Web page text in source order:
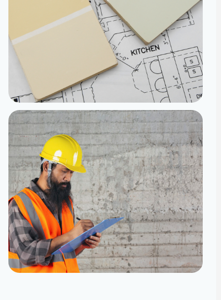
تنفيذ
الدقة من المخطط إلى الواقع